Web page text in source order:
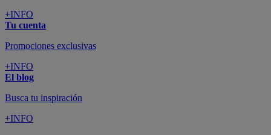
+INFO
Tu cuenta
Promociones exclusivas
+INFO
El blog
Busca tu inspiración
+INFO